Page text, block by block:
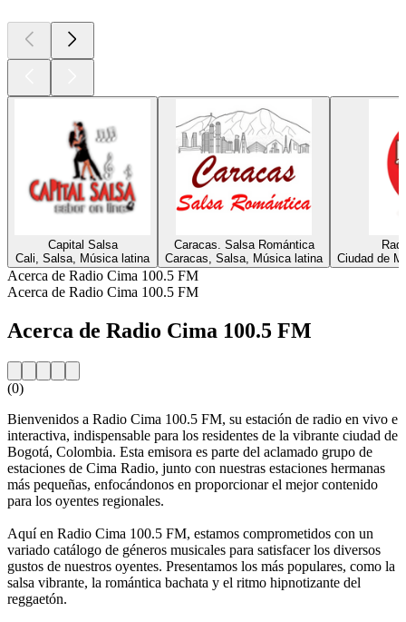
Capital Salsa
Cali, Salsa, Música latina
Caracas. Salsa Romántica
Caracas, Salsa, Música latina
Ciudad de
Acerca de Radio Cima 100.5 FM
Acerca de Radio Cima 100.5 FM
Acerca de Radio Cima 100.5 FM
(0)
Bienvenidos a Radio Cima 100.5 FM, su estación de radio en vivo e
interactiva, indispensable para los residentes de la vibrante ciudad de
Bogotá, Colombia. Esta emisora es parte del aclamado grupo de
estaciones de Cima Radio, junto con nuestras estaciones hermanas
más pequeñas, enfocándonos en proporcionar el mejor contenido
para los oyentes regionales.
Aquí en Radio Cima 100.5 FM, estamos comprometidos con un
variado catálogo de géneros musicales para satisfacer los diversos
gustos de nuestros oyentes. Presentamos los más populares, como la
salsa vibrante, la romántica bachata y el ritmo hipnotizante del
reggaetón.